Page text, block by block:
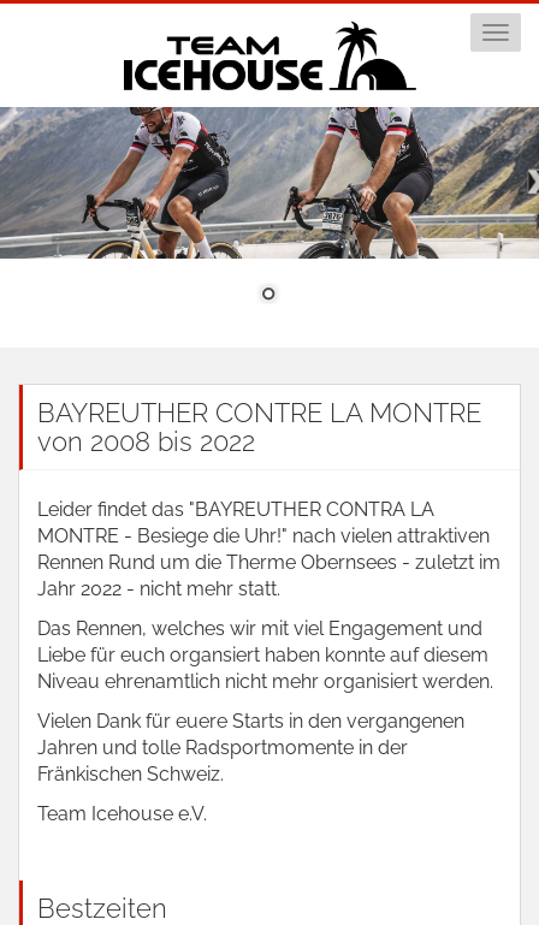
BAYREUTHER CONTRE LA MONTRE
von 2008 bis 2022
Leider findet das "BAYREUTHER CONTRA LA
MONTRE - Besiege die Uhr!" nach vielen attraktiven
Rennen Rund um die Therme Obernsees - zuletzt im
Jahr 2022 - nicht mehr statt.
Das Rennen, welches wir mit viel Engagement und
Liebe für euch organsiert haben konnte auf diesem
Niveau ehrenamtlich nicht mehr organisiert werden.
Vielen Dank für euere Starts in den vergangenen
Jahren und tolle Radsportmomente in der
Fränkischen Schweiz.
Team Icehouse e.V.
Bestzeiten